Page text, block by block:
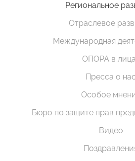
Региональное
Отраслевое
Международная
ОПОРА в
Пресса о нас
Особое
Бюро по защите прав
Видео